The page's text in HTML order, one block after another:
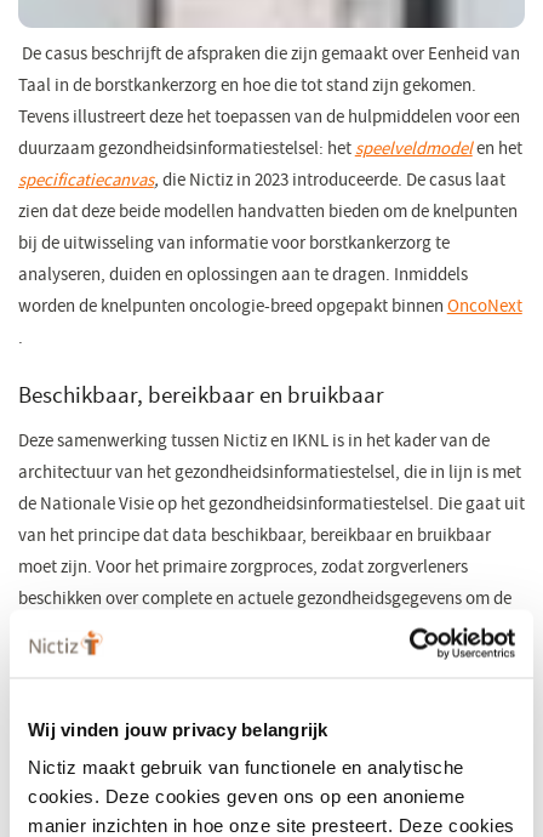
Wij vinden jouw privacy belangrijk
Nictiz maakt gebruik van functionele en analytische
cookies. Deze cookies geven ons op een anonieme
manier inzichten in hoe onze site presteert. Deze cookies
De casus beschrijft de afspraken die zijn gemaakt over Eenheid van
Taal in de borstkankerzorg en hoe die tot stand zijn gekomen.
Tevens illustreert deze het toepassen van de hulpmiddelen voor een
duurzaam gezondheidsinformatiestelsel: hetspeelveldmodelen het
specificatiecanvas, die Nictiz in 2023 introduceerde. De casus laat
zien dat deze beide modellen handvatten bieden om de knelpunten
bij de uitwisseling van informatie voor borstkankerzorg te
analyseren, duiden en oplossingen aan te dragen. Inmiddels
worden de knelpunten oncologie-breed opgepakt binnen OncoNext
(opent
een
nieuw
venster)
.
Beschikbaar, bereikbaar en bruikbaar
Deze samenwerking tussen Nictiz en IKNL is in het kader van de
architectuur van het gezondheidsinformatiestelsel, die in lijn is met
de Nationale Visie op het gezondheidsinformatiestelsel. Die gaat uit
van het principe dat data beschikbaar, bereikbaar en bruikbaar
moet zijn. Voor het primaire zorgproces, zodat zorgverleners
beschikken over complete en actuele gezondheidsgegevens om de
juiste zorg te kunnen verlenen. Maar ook voor secundaire
gebruiksdoelen zoals wetenschappelijk onderzoek,
Informatiestandaarden beschrijven welke informatie
gestructureerd en gestandaardiseerd wordt vastgelegd, zodat deze
informatie herbruikbaar is voor automatische uitwisseling tussen
zorgverleners en zorginstellingen.